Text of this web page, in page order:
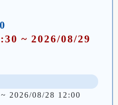
~ 2026/08/29
2026/08/28 12:00